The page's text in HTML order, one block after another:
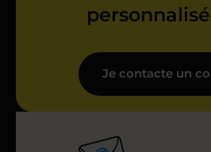
Je contacte un